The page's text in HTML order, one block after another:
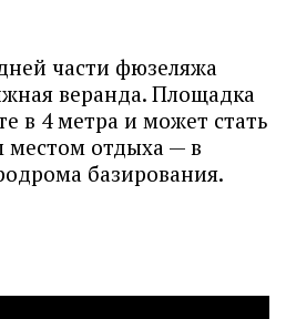
части фюзеляжа
веранда. Площадка
в 4 метра и может стать
отдыха — в
базирования.